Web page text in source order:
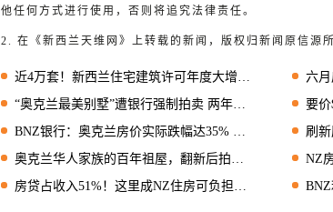
他任何方式进行使用，否则将追究法律责任。
2. 在《新西兰天维网》上转载的新闻，版权归新闻原信源
近4万套！新西兰住宅建筑许可年度大增19%
六月
“奥克兰最美别墅”遭银行强制拍卖 两年半前以455万纽币购入
要价
BNZ银行：奥克兰房价实际跌幅达35% 本轮房市调整“史上最大”
刷新
奥克兰华人家族的百年祖屋，翻新后拍出440万纽币高价
NZ房
房贷占收入51%！这里成NZ住房可负担性恶化最严重地区
BNZ利